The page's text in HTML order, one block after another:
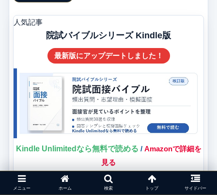
人気記事
院試バイブルシリーズ Kindle版
最新版にアップデートしました！
Kindle Unlimitedなら無料で読める / Amazonで詳細を
見る
最新版にアップデートしました！
メニュー ホーム 検索 トップ サイドバー